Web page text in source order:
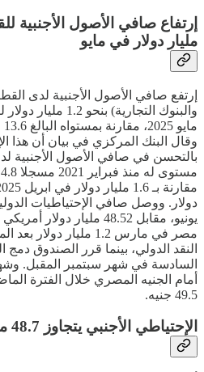
مليار دولار في مايو
إرتفع صافي الأصول الأجنبية لدى
وقال البنك المركزي في بيان أن هذا
بالتحسن في صافي الأصول الأجنبية
مصر في مارس 1.2 مليار
النقد الدولي، بينما قرر الصندوق
السادسة في شهر سبتمبر المقبل.
أمام الجنيه المصري خلال الفترة
49.5 جنيه.
الإحتياطي الأجنبي يتجاوز 48.7 مليار دولار في يونيو